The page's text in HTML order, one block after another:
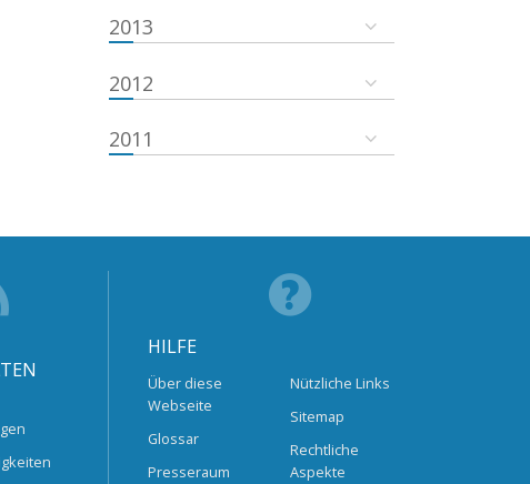
2013
2012
2011
HILFE
Über diese
Webseite
Glossar
Presseraum
Nützliche Links
Sitemap
Rechtliche
Aspekte